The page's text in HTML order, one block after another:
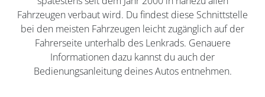
Fahrzeugen verbaut wird. Du findest diese Schnittstelle
bei den meisten Fahrzeugen leicht zugänglich auf der
Fahrerseite unterhalb des Lenkrads. Genauere
Informationen dazu kannst du auch der
Bedienungsanleitung deines Autos entnehmen.